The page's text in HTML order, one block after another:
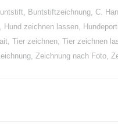
, Buntstiftzeichnung, C.
Hund zeichnen lassen,
, Tier zeichnen, Tier zeichnen
, Zeichnung nach Foto,